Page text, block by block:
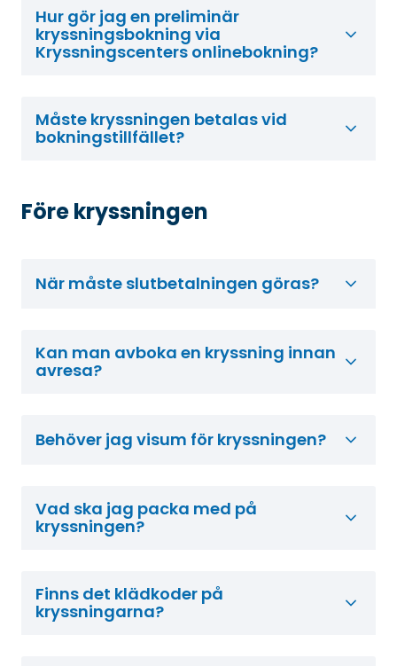
Hur gör jag en preliminär
kryssningsbokning via
Kryssningscenters onlinebokning?
Måste kryssningen betalas vid
bokningstillfället?
Före kryssningen
När måste slutbetalningen göras?
Kan man avboka en kryssning innan
avresa?
Behöver jag visum för kryssningen?
Vad ska jag packa med på
kryssningen?
Finns det klädkoder på
kryssningarna?